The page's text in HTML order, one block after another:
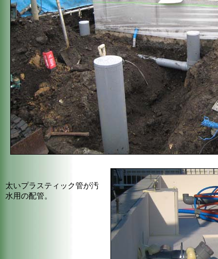
太いプラスティック管が汚
水用の配管。